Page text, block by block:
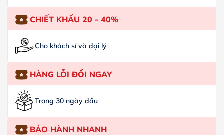
CHIẾT KHẤU 20 - 40%
Cho khách sỉ và đại lý
HÀNG LỖI ĐỔI NGAY
Trong 30 ngày đầu
BẢO HÀNH NHANH